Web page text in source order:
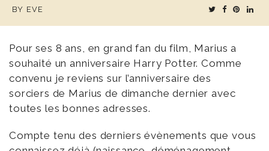
BY EVE
Pour ses 8 ans, en grand fan du film, Marius a
souhaité un anniversaire Harry Potter. Comme
convenu je reviens sur l’anniversaire des
sorciers de Marius de dimanche dernier avec
toutes les bonnes adresses.
Compte tenu des derniers évènements que vous